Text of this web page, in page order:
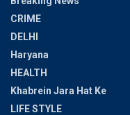
CRIME
DELHI
Haryana
HEALTH
Khabrein Jara Hat Ke
LIFE STYLE